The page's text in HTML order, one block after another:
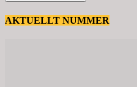
AKTUELLT NUMMER